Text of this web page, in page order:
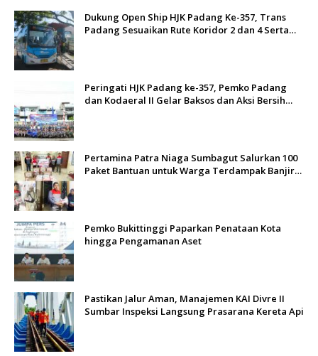
Dukung Open Ship HJK Padang Ke-357, Trans
Padang Sesuaikan Rute Koridor 2 dan 4 Serta
Peringati HJK Padang ke-357, Pemko Padang
dan Kodaeral II Gelar Baksos dan Aksi Bersih
Pertamina Patra Niaga Sumbagut Salurkan 100
Paket Bantuan untuk Warga Terdampak Banjir
Pemko Bukittinggi Paparkan Penataan Kota
hingga Pengamanan Aset
Pastikan Jalur Aman, Manajemen KAI Divre II
Sumbar Inspeksi Langsung Prasarana Kereta Api